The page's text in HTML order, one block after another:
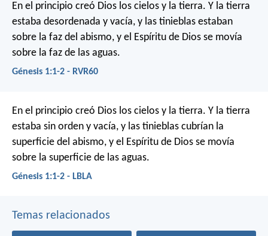
En el principio creó Dios los cielos y la tierra. Y la tierra
estaba desordenada y vacía, y las tinieblas estaban
sobre la faz del abismo, y el Espíritu de Dios se movía
sobre la faz de las aguas.
Génesis 1:1-2 - RVR60
En el principio creó Dios los cielos y la tierra. Y la tierra
estaba sin orden y vacía, y las tinieblas cubrían la
superficie del abismo, y el Espíritu de Dios se movía
sobre la superficie de las aguas.
Génesis 1:1-2 - LBLA
Temas relacionados